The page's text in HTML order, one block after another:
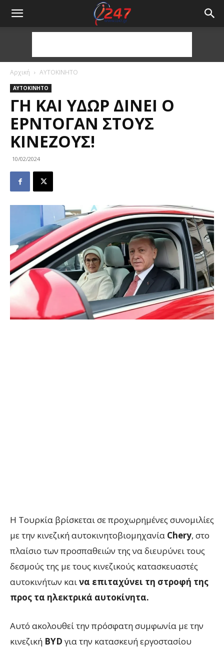
Αρχική ΑΥΤΟΚΙΝΗΤΟ
ΑΥΤΟΚΙΝΗΤΟ
ΓΗ ΚΑΙ ΎΔΩΡ ΔΊΝΕΙ Ο
ΕΡΝΤΟΓΆΝ ΣΤΟΥΣ
ΚΙΝΈΖΟΥΣ!
10/02/2024
Η Τουρκία βρίσκεται σε προχωρημένες συνομιλίες
με την κινεζική αυτοκινητοβιομηχανία Chery, στο
πλαίσιο των προσπαθειών της να διευρύνει τους
δεσμούς της με τους κινεζικούς κατασκευαστές
αυτοκινήτων καινα επιταχύνει τη στροφή της
προς τα ηλεκτρικά αυτοκίνητα.
Αυτό ακολουθεί την πρόσφατη συμφωνία με την
κινεζική BYD για την κατασκευή εργοστασίου